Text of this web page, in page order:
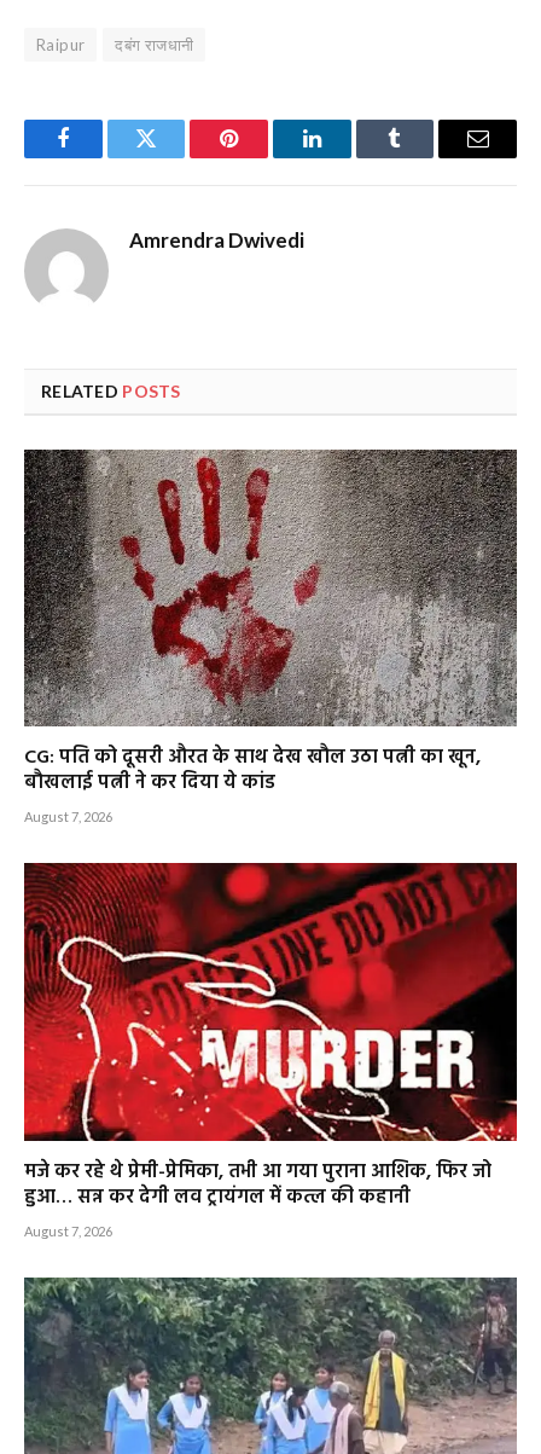
Raipur दबंग राजधानी
FacebookTwitter Pinterest LinkedInTumblr Email
Amrendra Dwivedi
RELATED POSTS
CG: पति को दूसरी औरत के साथ देख खौल उठा पत्नी का खून,
बौखलाई पत्नी ने कर दिया ये कांड
August 7, 2026
मजे कर रहे थे प्रेमी-प्रेमिका, तभी आ गया पुराना आशिक, फिर जो
हुआ… सन्न कर देगी लव ट्रायंगल में कत्ल की कहानी
August 7, 2026